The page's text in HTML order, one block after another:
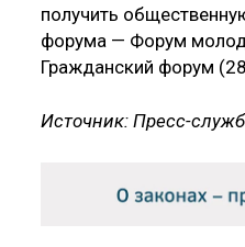
получить
форума — Форум
Гражданский форум
Источник: Пресс-